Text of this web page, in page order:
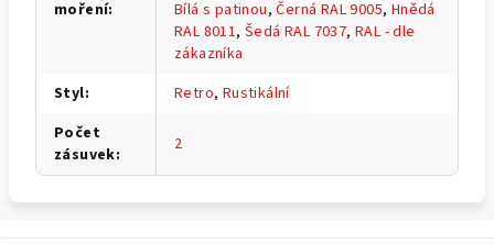
moření:
Bílá s patinou,Černá RAL 9005, Hnědá
RAL 8011,Šedá RAL 7037,RAL - dle
zákazníka
Styl: Retro, Rustikální
Počet
zásuvek: 2